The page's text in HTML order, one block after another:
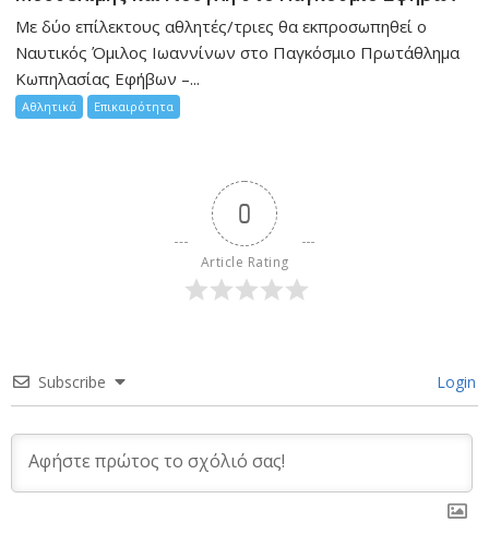
Mε δύο επίλεκτους αθλητές/τριες θα εκπροσωπηθεί ο
Ναυτικός Όμιλος Ιωαννίνων στο Παγκόσμιο Πρωτάθλημα
Κωπηλασίας Εφήβων –...
Αθλητικά Επικαιρότητα
0
Article Rating
Subscribe Login